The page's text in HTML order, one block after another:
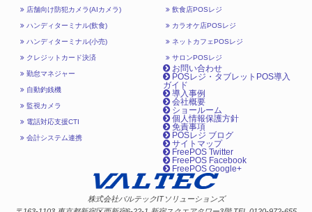
店舗向け防犯カメラ(AIカメラ)
ハンディターミナル(飲食)
ハンディターミナル(小売)
クレジットカード決済
勤怠マネジャー
自動釣銭機
監視カメラ
電話対応支援CTI
会計システム連携
飲食店POSレジ
カラオケ店POSレジ
ネットカフェPOSレジ
サロンPOSレジ
お問い合わせ
POSレジ・タブレットPOS導入
ガイド
導入事例
会社概要
ショールーム
個人情報保護方針
免責事項
POSレジ ブログ
サイトマップ
FreePOS Twitter
FreePOS Facebook
FreePOS Google+
株式会社バルテックITソリューションズ